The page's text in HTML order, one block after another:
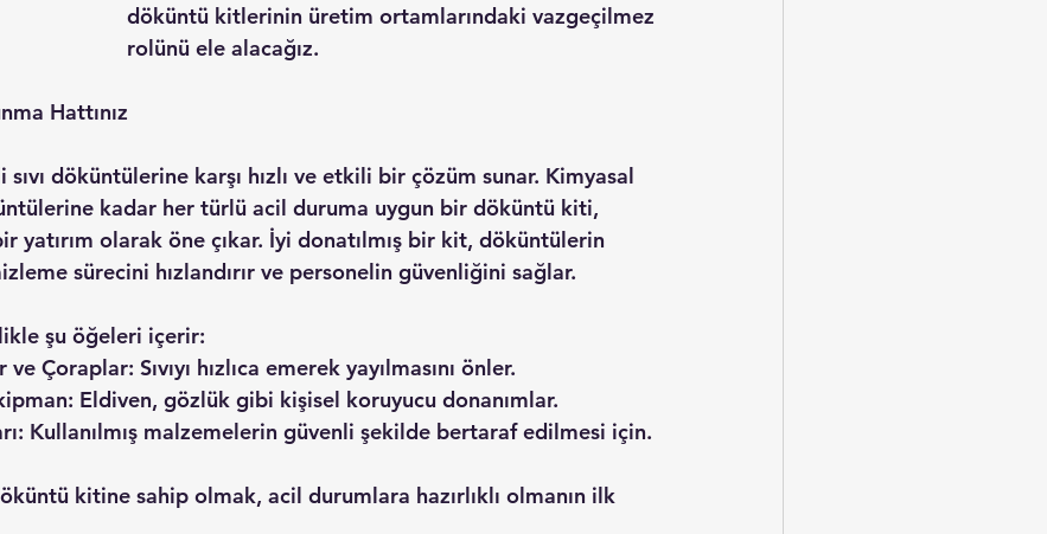
döküntü kitlerinin üretim ortamlarındaki vazgeçilmez
rolünü ele alacağız.
Hattınız
döküntülerine karşı hızlı ve etkili bir çözüm sunar. Kimyasal
kadar her türlü acil duruma uygun bir döküntü kiti,
yatırım olarak öne çıkar. İyi donatılmış bir kit, döküntülerin
sürecini hızlandırır ve personelin güvenliğini sağlar.
şu öğeleri içerir:
ve Çoraplar: Sıvıyı hızlıca emerek yayılmasını önler.
Eldiven, gözlük gibi kişisel koruyucu donanımlar.
Kullanılmış malzemelerin güvenli şekilde bertaraf edilmesi için.
kitine sahip olmak, acil durumlara hazırlıklı olmanın ilk